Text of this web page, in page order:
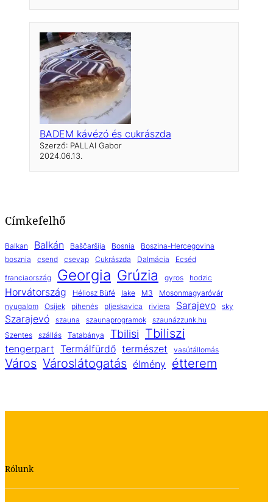
BADEM kávézó és cukrászda
Szerző: PALLAI Gabor
2024.06.13.
Címkefelhő
Balkan Balkán Baščaršija Bosnia
Boszina-Hercegovina
bosznia
csend csevap Cukrászda Dalmácia
Ecséd
franciaország
Georgia Grúzia gyros hodzic
Horvátország Héliosz Büfé lake M3
Mosonmagyaróvár
nyugalom
Osijek pihenés pljeskavica riviera Sarajevo sky
Szarajevó szauna szaunaprogramok
szaunázzunk.hu
Szentes
szállás Tatabánya Tbilisi Tbiliszi
tengerpart Termálfürdő természet vasútállomás
Város Városlátogatás élmény étterem
Rólunk